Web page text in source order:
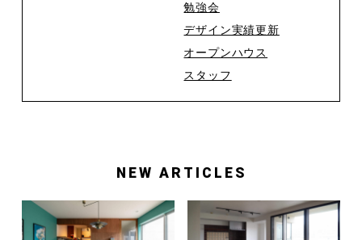
勉強会
デザイン実績更新
オープンハウス
スタッフ
NEW ARTICLES